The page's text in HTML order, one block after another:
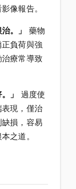
像報告。
。」
藥物
負荷與強
療常導致
」
過度使
現，僅治
損，容易
之道。